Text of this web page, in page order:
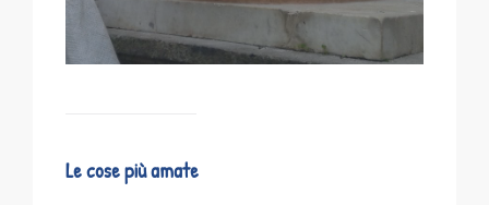
Le cose più amate